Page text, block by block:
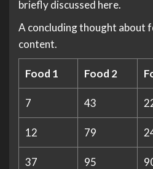
briefly discussed here.
A concluding thought about
content.
Food 1 Food 2
7 43
12 79
37 95